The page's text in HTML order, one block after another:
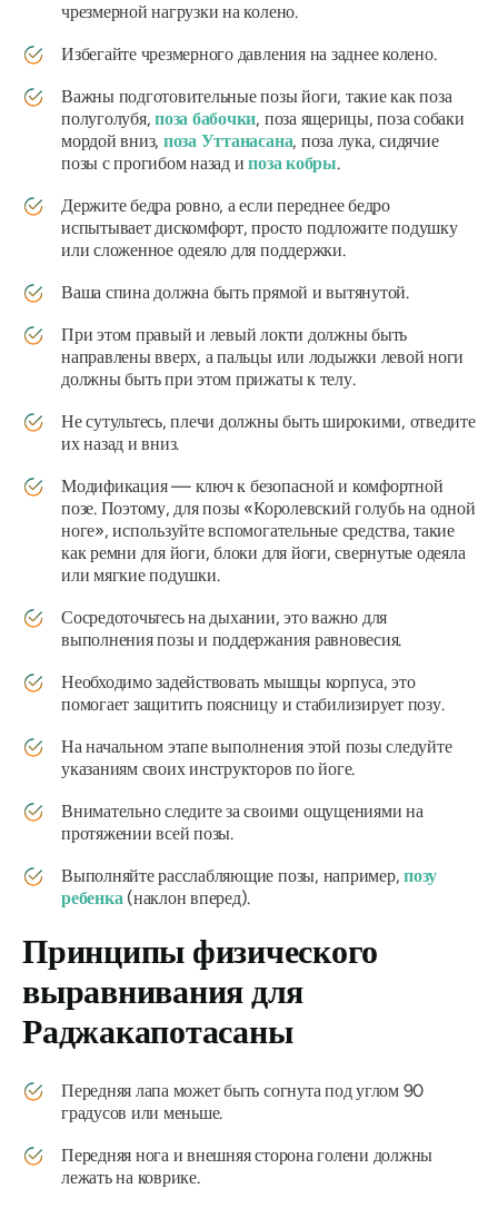
чрезмерной нагрузки на колено.
Избегайте чрезмерного давления на заднее колено.
Важны подготовительные позы йоги, такие как поза
полуголубя,поза бабочки, поза ящерицы, поза собаки
мордой вниз, поза Уттанасана, поза лука, сидячие
позы с прогибом назад ипоза кобры.
Держите бедра ровно, а если переднее бедро
испытывает дискомфорт, просто подложите подушку
или сложенное одеяло для поддержки.
Ваша спина должна быть прямой и вытянутой.
При этом правый и левый локти должны быть
направлены вверх, а пальцы или лодыжки левой ноги
должны быть при этом прижаты к телу.
Не сутультесь, плечи должны быть широкими, отведите
их назад и вниз.
Модификация — ключ к безопасной и комфортной
позе. Поэтому, для позы «Королевский голубь на одной
ноге», используйте вспомогательные средства, такие
как ремни для йоги, блоки для йоги, свернутые одеяла
или мягкие подушки.
Сосредоточьтесь на дыхании, это важно для
выполнения позы и поддержания равновесия.
Необходимо задействовать мышцы корпуса, это
помогает защитить поясницу и стабилизирует позу.
На начальном этапе выполнения этой позы следуйте
указаниям своих инструкторов по йоге.
Внимательно следите за своими ощущениями на
протяжении всей позы.
Выполняйте расслабляющие позы, например,позу
ребенка(наклон вперед).
Принципы физического
выравнивания для
Раджакапотасаны
Передняя лапа может быть согнута под углом 90
градусов или меньше.
Передняя нога и внешняя сторона голени должны
лежать на коврике.